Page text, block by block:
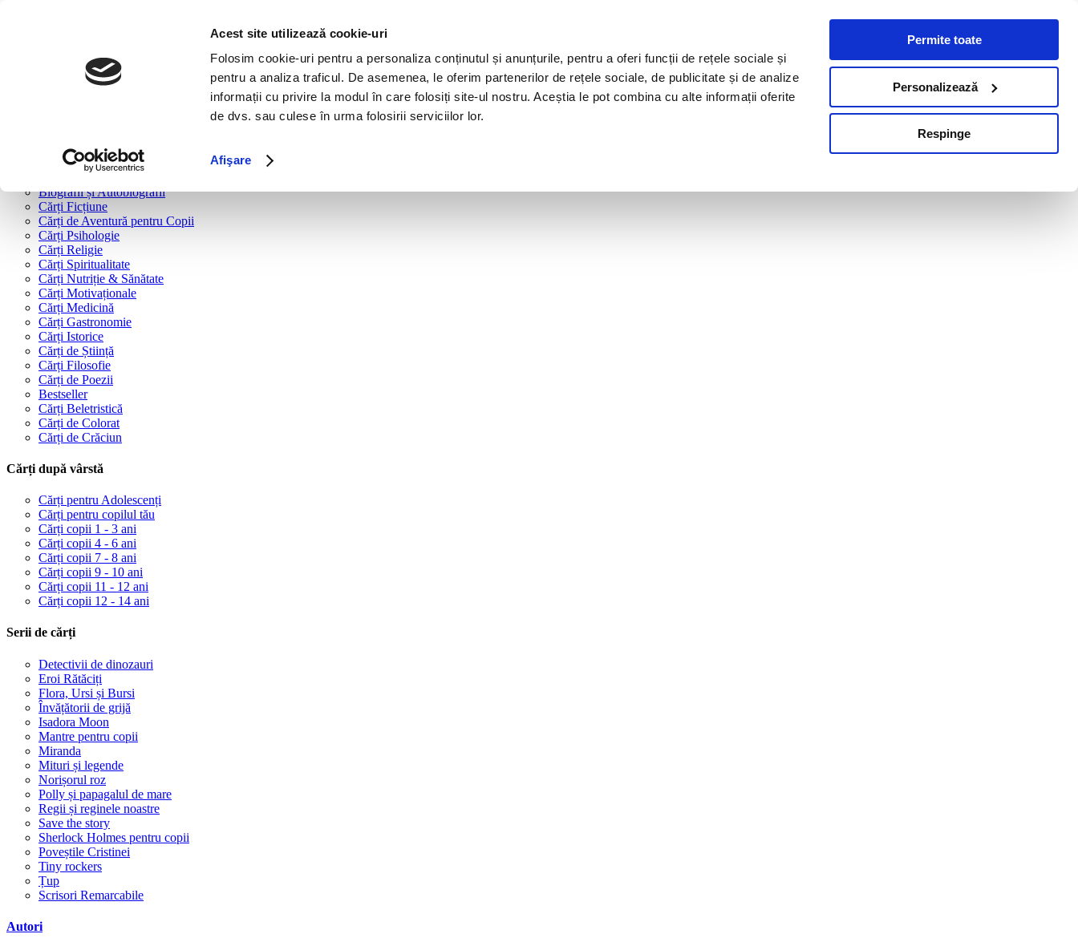
Acest site utilizează cookie-uri
Folosim cookie-uri pentru a personaliza conținutul și anunțurile, pentru a oferi funcții de rețele sociale și
pentru a analiza traficul. De asemenea, le oferim partenerilor de rețele sociale, de publicitate și de analize
informații cu privire la modul în care folosiți site-ul nostru. Aceștia le pot combina cu alte informații oferite
de dvs. sau culese în urma folosirii serviciilor lor.
Afişare
Permite toate
Personalizează
Respinge
Cărți după tipologie
Cărți Dezvoltare Personală
Cărți Familie & Cuplu
Biografii și Autobiografii
Cărți Ficțiune
Cărți de Aventură pentru Copii
Cărți Psihologie
Cărți Religie
Cărți Spiritualitate
Cărți Nutriție & Sănătate
Cărți Motivaționale
Cărți Medicină
Cărți Gastronomie
Cărți Istorice
Cărți de Știință
Cărți Filosofie
Cărți de Poezii
Bestseller
Cărți Beletristică
Cărți de Colorat
Cărți de Crăciun
Cărți după vârstă
Cărți pentru Adolescenți
Cărți pentru copilul tău
Cărți copii 1 - 3 ani
Cărți copii 4 - 6 ani
Cărți copii 7 - 8 ani
Cărți copii 9 - 10 ani
Cărți copii 11 - 12 ani
Cărți copii 12 - 14 ani
Serii de cărți
Detectivii de dinozauri
Eroi Rătăciți
Flora, Ursi și Bursi
Învățătorii de grijă
Isadora Moon
Mantre pentru copii
Miranda
Mituri și legende
Norișorul roz
Polly și papagalul de mare
Regii și reginele noastre
Save the story
Sherlock Holmes pentru copii
Poveștile Cristinei
Tiny rockers
Țup
Scrisori Remarcabile
Autori